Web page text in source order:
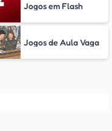
Jogos em Flash
Jogos de Aula Vaga